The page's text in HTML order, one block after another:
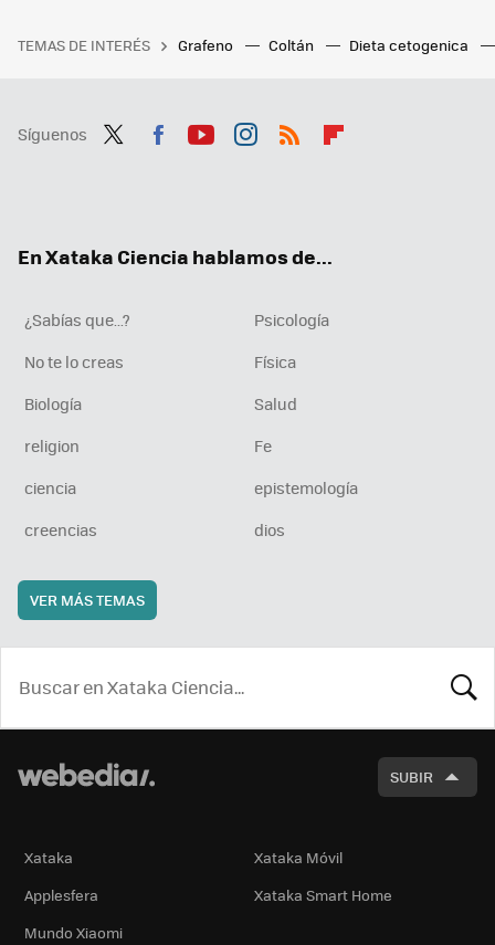
TEMAS DE INTERÉS Grafeno Coltán Dieta cetogenica
Síguenos
En Xataka Ciencia hablamos de...
¿Sabías que...?
Psicología
No te lo creas
Física
Biología
Salud
religion
Fe
ciencia
epistemología
creencias
dios
VER MÁS TEMAS
SUBIR
Xataka
Xataka Móvil
Applesfera
Xataka Smart Home
Mundo Xiaomi